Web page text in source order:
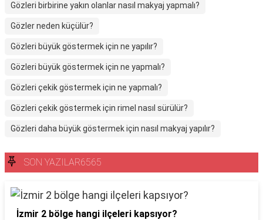
Gözleri birbirine yakın olanlar nasıl makyaj yapmalı?
Gözler neden küçülür?
Gözleri büyük göstermek için ne yapılır?
Gözleri büyük göstermek için ne yapmalı?
Gözleri çekik göstermek için ne yapmalı?
Gözleri çekik göstermek için rimel nasıl sürülür?
Gözleri daha büyük göstermek için nasıl makyaj yapılır?
SON YAZILAR6565
İzmir 2 bölge hangi ilçeleri kapsıyor?